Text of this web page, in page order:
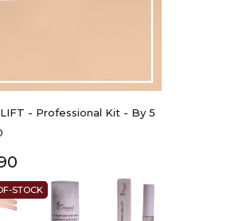
- Professional Kit - By 5
STOCK